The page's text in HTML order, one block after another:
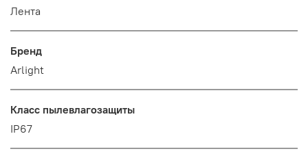
Лента
Бренд
Arlight
Класс пылевлагозащиты
IP67